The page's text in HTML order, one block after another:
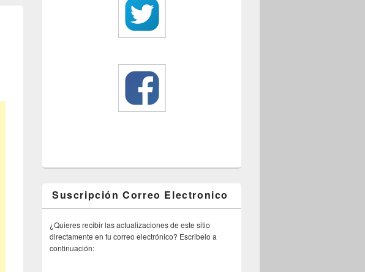
Suscripción Correo Electronico
¿Quieres recibir las actualizaciones de este sitio
directamente en tu correo electrónico? Escribelo a
continuación: